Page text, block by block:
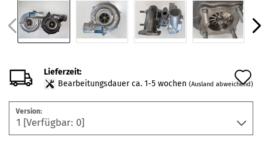
Lieferzeit:
Bearbeitungsdauer ca. 1-5 wochen (Ausland abweichend)
Version: